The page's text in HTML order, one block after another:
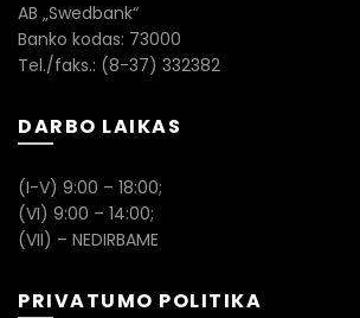
AB „Swedbank“
Banko kodas: 73000
Tel./faks.: (8-37) 332382
DARBO LAIKAS
(I-V) 9:00 – 18:00;
(VI) 9:00 – 14:00;
(VII) – NEDIRBAME
PRIVATUMO POLITIKA